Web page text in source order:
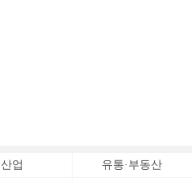
산업 유통·부동산